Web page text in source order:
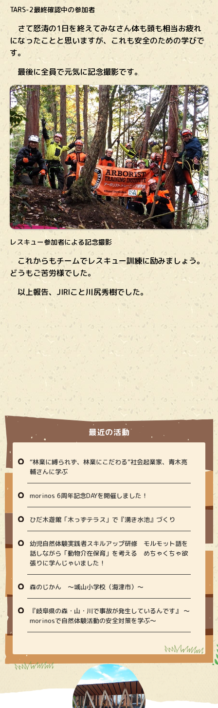
TARS-2最終確認中の参加者
さて怒涛の1日を終えてみなさん体も頭も相当お疲れ
になったことと思いますが、これも安全のための学びで
す。
最後に全員で元気に記念撮影です。
レスキュー参加者による記念撮影
これからもチームでレスキュー訓練に励みましょう。
どうもご苦労様でした。
以上報告、JIRIこと川尻秀樹でした。
最近の活動
“林業に縛られず、林業にこだわる”社会起業家、青木亮
輔さんに学ぶ
morinos 6周年記念DAYを開催しました！
ひだ木遊館「木っずテラス」で『湧き水池』づくり
幼児自然体験実践者スキルアップ研修 モルモット語を
話しながら「動物介在保育」を考える めちゃくちゃ欲
張りに学んじゃいました！
森のじかん 〜城山小学校（海津市）〜
『岐阜県の森・山・川で事故が発生しているんです』 〜
morinosで自然体験活動の安全対策を学ぶ〜